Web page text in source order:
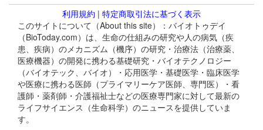
利用規約 | 特定商取引法に基づく表示
このサイトについて（About this site）：バイオトゥデイ
（BioToday.com）は、生命の仕組みの研究や人の病気（疾
患、疾病）のメカニズム（機序）の研究・治療法（治療薬、
医療機器）の開発に携わる基礎研究・バイオテクノロジー
（バイオテック、バイオ）・応用医学・基礎医学・臨床医学
や医療に携わる医師（プライマリーケア医師、専門医）・看
護師・薬剤師・介護福祉士などの医療専門家に対して最新の
ライフサイエンス（生命科学）のニュースを提供していま
す。